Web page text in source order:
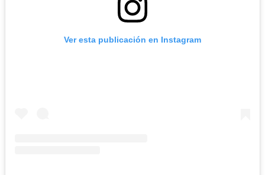
Ver esta publicación en Instagram